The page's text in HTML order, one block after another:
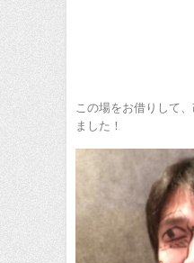
この場をお借りして
ました！